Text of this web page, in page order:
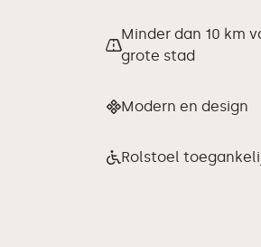
Minder dan 10 km
grote stad
Modern en design
Rolstoel